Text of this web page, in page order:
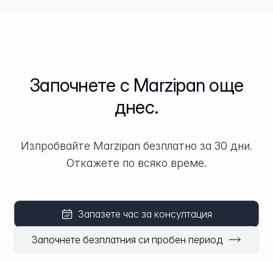
Започнете с Marzipan още
днес.
Изпробвайте Marzipan безплатно за 30 дни.
Откажете по всяко време.
Запазете час за консултация
Започнете безплатния си пробен период